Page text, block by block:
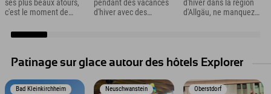
ses plus beaux atours,
c'est le moment de
peut-on en faire
exemple, sur la piste de
luge de Kühroint-Alm à
Schönau.
pendant des vacances
d'hiver avec des
essayer la piste de luge
d'hiver dans la région
d'Allgäu, ne manquez
téléphérique Hornbahn
à Bad Hindelang.
Patinage sur glace autour des hôtels Explorer
Bad Kleinkirchheim Neuschwanstein Oberstdorf